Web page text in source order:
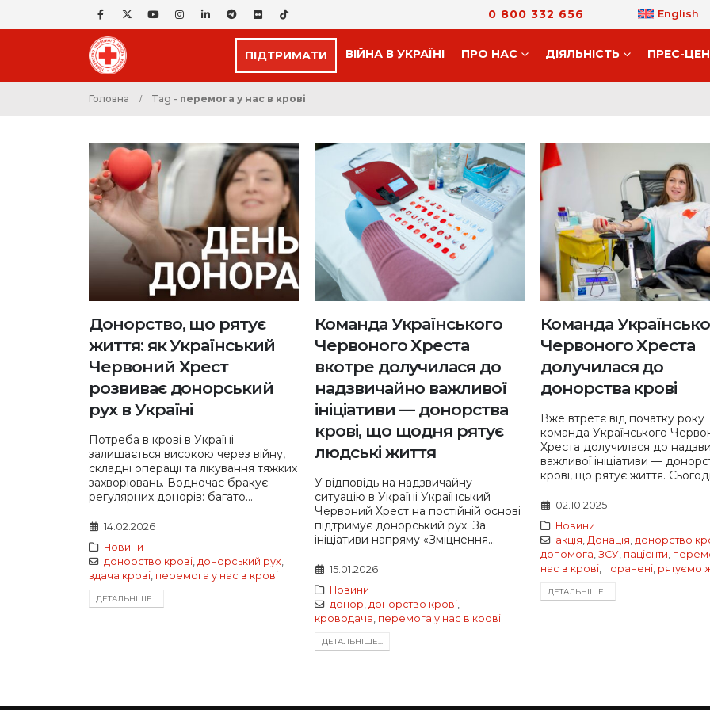
0 800 332 656 English
ПІДТРИМАТИ ВІЙНА В УКРАЇНІ ПРО НАС ДIЯЛЬНIСТЬ ПРЕС-
Головна Tag - перемога у нас в крові
Донорство, що рятує
життя: як Український
Червоний Хрест
розвиває донорський
рух в Україні
Потреба в крові в Україні
залишається високою через війну,
складні операції та лікування тяжких
захворювань. Водночас бракує
регулярних донорів: багато...
14.02.2026
Новини
донорство крові, донорський рух
здача крові перемога у нас в крові
ДЕТАЛЬНIШЕ...
Команда Українського
Червоного Хреста
вкотре долучилася до
надзвичайно важливої
ініціативи — донорства
крові, що щодня рятує
людські життя
У відповідь на надзвичайну
ситуацію в Україні Український
Червоний Хрест на постійній основі
підтримує донорський рух. За
ініціативи напряму «Зміцнення...
15.01.2026
Новини
донор донорство крові,
кроводача перемога у нас в крові
ДЕТАЛЬНIШЕ...
Команда
Червоного Хреста
долучилася до
донорства крові
Вже втретє від початку року
команда Українського
Хреста долучилася до
важливої ініціативи —
крові, що рятує життя.
02.10.2025
Новини
акція Донація донорство
допомога ЗСУ пацієнти
нас в крові поранені рятуємо
ДЕТАЛЬНIШЕ...